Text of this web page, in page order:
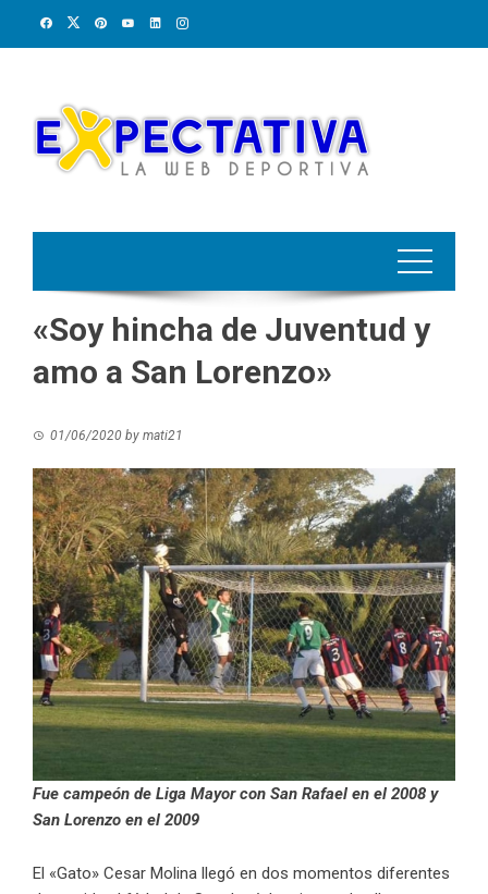
«Soy hincha de Juventud y
amo a San Lorenzo»
01/06/2020 by mati21
Fue campeón de Liga Mayor con San Rafael en el 2008 y
San Lorenzo en el 2009
El «Gato» Cesar Molina llegó en dos momentos diferentes